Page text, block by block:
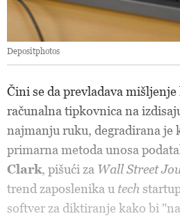
Depositphotos
Čini se da prevladava mišljenje
računalna tipkovnica na
najmanju ruku, degradirana je
primarna metoda unosa
Clark, pišući za Wall Street
trend zaposlenika u tech
softver za diktiranje kako bi